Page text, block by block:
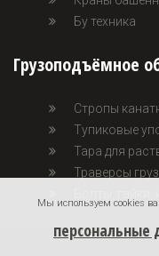
Бу техника
Грузоподъёмное
Стропы
Тупиковые
Тара для
Траверсы
Мы используем cookies
персональные